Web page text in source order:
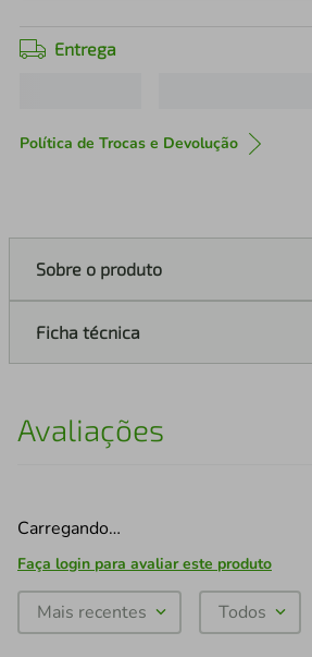
Entrega
Política de Trocas e Devolução
Sobre o produto
Ficha técnica
Avaliações
Carregando…
Faça login para avaliar este produto
Mais recentes Todos